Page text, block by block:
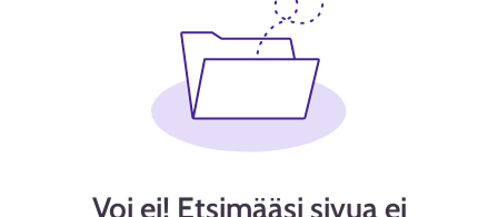
Voi ei! Etsimääsi sivua ei